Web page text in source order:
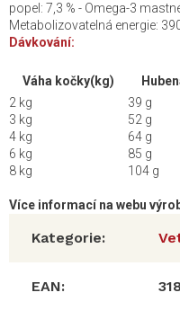
popel: 7,3 % - Omega-3
Metabolizovatelná energie:
Dávkování:
Váha kočky(kg)
2 kg
39 g
3 kg
52 g
4 kg
64 g
6 kg
85 g
8 kg
104 g
Více informací na webu
Kategorie:
EAN: